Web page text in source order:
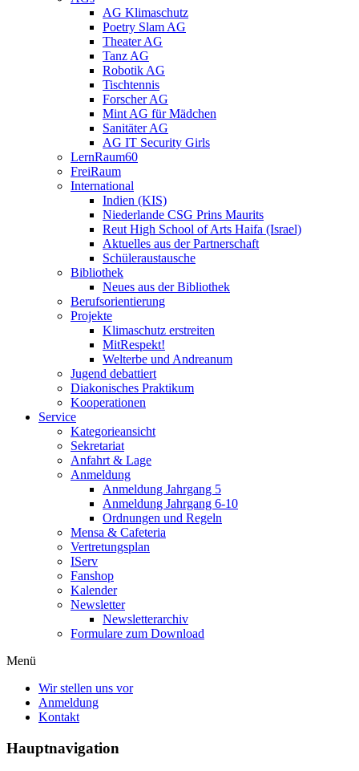
AG Klimaschutz
Poetry Slam AG
Theater AG
Tanz AG
Robotik AG
Tischtennis
Forscher AG
Mint AG für Mädchen
Sanitäter AG
AG IT Security Girls
LernRaum60
FreiRaum
International
Indien (KIS)
Niederlande CSG Prins Maurits
Reut High School of Arts Haifa (Israel)
Aktuelles aus der Partnerschaft
Schüleraustausche
Bibliothek
Neues aus der Bibliothek
Berufsorientierung
Projekte
Klimaschutz erstreiten
MitRespekt!
Welterbe und Andreanum
Jugend debattiert
Diakonisches Praktikum
Kooperationen
Service
Kategorieansicht
Sekretariat
Anfahrt & Lage
Anmeldung
Anmeldung Jahrgang 5
Anmeldung Jahrgang 6-10
Ordnungen und Regeln
Mensa & Cafeteria
Vertretungsplan
IServ
Fanshop
Kalender
Newsletter
Newsletterarchiv
Formulare zum Download
Menü
Wir stellen uns vor
Anmeldung
Kontakt
Hauptnavigation